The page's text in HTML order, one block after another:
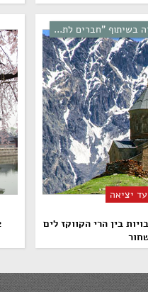
בשיתוף "חברים לת...
יציאה
בין הרי הקווקז לים